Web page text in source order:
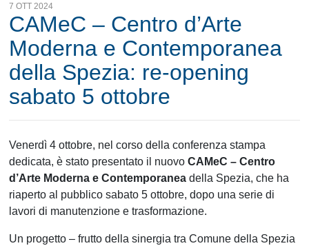
7 OTT 2024
CAMeC – Centro d’Arte
Moderna e Contemporanea
della Spezia: re-opening
sabato 5 ottobre
Venerdì 4 ottobre, nel corso della conferenza stampa
dedicata, è stato presentato il nuovoCAMeC – Centro
d’Arte Moderna e Contemporanea della Spezia, che ha
riaperto al pubblico sabato 5 ottobre, dopo una serie di
lavori di manutenzione e trasformazione.
Un progetto – frutto della sinergia tra Comune della Spezia